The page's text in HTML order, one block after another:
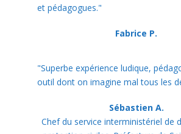
et pédagogues."
Fabrice P.
"Superbe expérience ludique,
outil dont on imagine mal tous les
Sébastien A.
Chef du service interministériel de